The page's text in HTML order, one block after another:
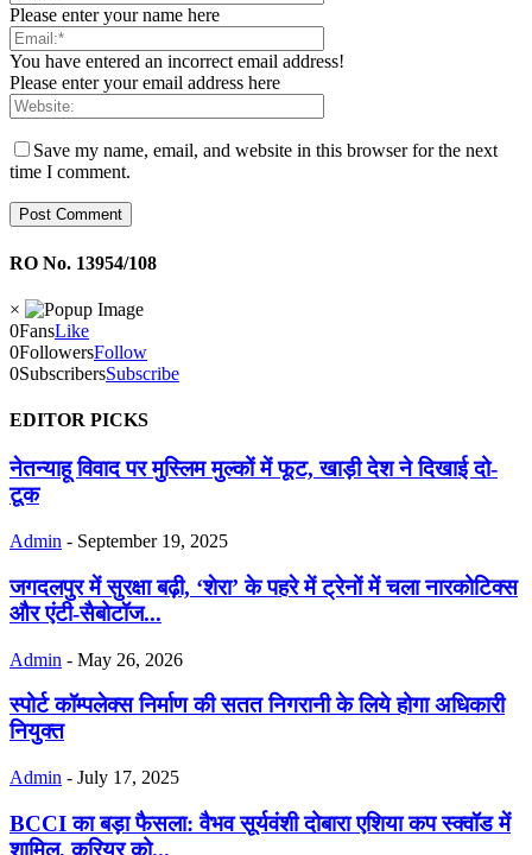
Please enter your name here
You have entered an incorrect email address!
Please enter your email address here
Save my name, email, and website in this browser for the next
time I comment.
RO No. 13954/108
×
0FansLike
0FollowersFollow
0SubscribersSubscribe
EDITOR PICKS
नेतन्याहू विवाद पर मुस्लिम मुल्कों में फूट, खाड़ी देश ने दिखाई दो-
टूक
Admin - September 19, 2025
जगदलपुर में सुरक्षा बढ़ी, ‘शेरा’ के पहरे में ट्रेनों में चला नारकोटिक्स
और एंटी-सैबोटॉज...
Admin - May 26, 2026
स्पोर्ट कॉम्पलेक्स निर्माण की सतत निगरानी के लिये होगा अधिकारी
नियुक्त
Admin - July 17, 2025
BCCI का बड़ा फैसला: वैभव सूर्यवंशी दोबारा एशिया कप स्क्वॉड में
शामिल, करियर को...